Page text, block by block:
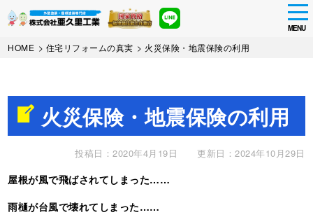
Skip
MENU
HOME > 住宅リフォームの真実 > 火災保険・地震保険の利用
火災保険・地震保険の利用
投稿日：2020年4月19日 更新日：2024年10月29日
屋根が風で飛ばされてしまった……
雨樋が台風で壊れてしまった……